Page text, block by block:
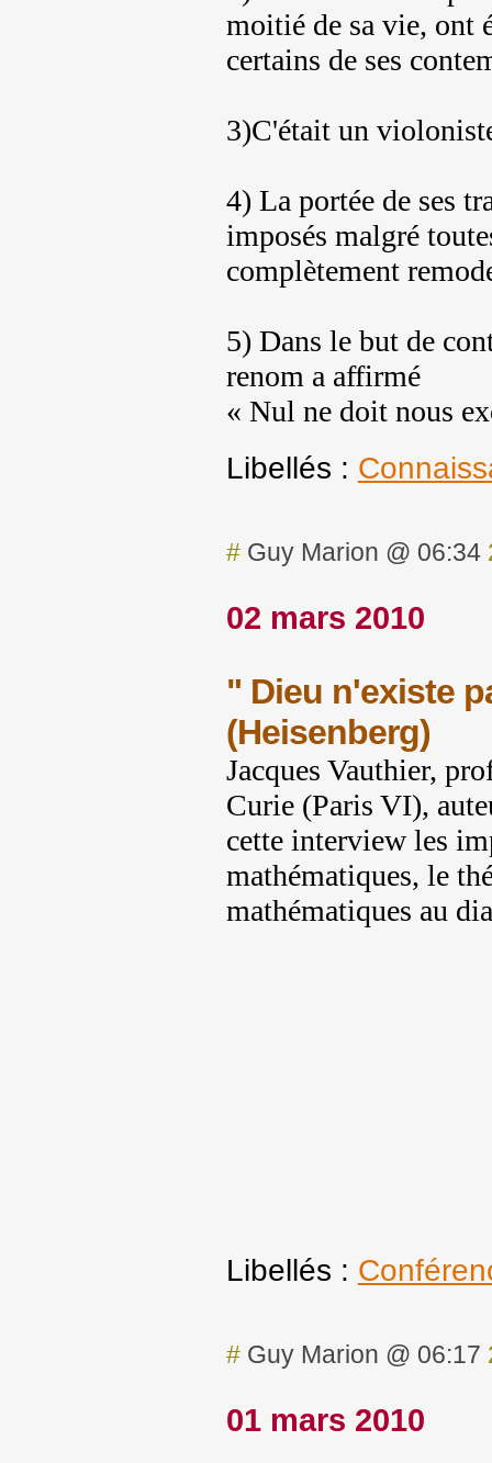
moitié de sa vie, ont
certains de ses
3)C'était un
4) La portée de ses
imposés malgré
complètement
5) Dans le but de
renom a affirmé
« Nul ne doit nous
Libellés :
#Guy Marion @ 06:34
02 mars 2010
" Dieu n'existe
(Heisenberg)
Jacques Vauthier,
Curie (Paris VI),
cette interview les
mathématiques, le
mathématiques au
Libellés :
#Guy Marion @ 06:17
01 mars 2010